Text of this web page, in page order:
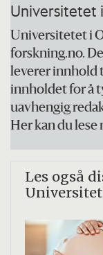
Universitetet
Universitetet i
forskning.no.
leverer innhold
innholdet for å
uavhengig
Her kan du lese
Les også